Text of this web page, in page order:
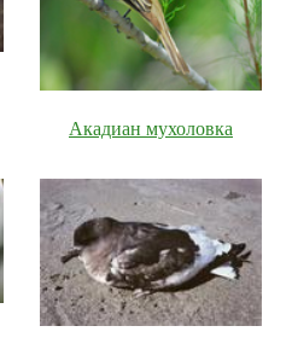
Акадиан мухоловка